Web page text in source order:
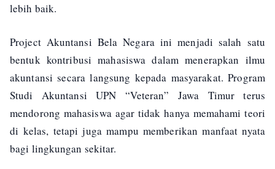
lebih baik.
Project Akuntansi Bela Negara ini menjadi salah satu
bentuk kontribusi mahasiswa dalam menerapkan ilmu
akuntansi secara langsung kepada masyarakat. Program
Studi Akuntansi UPN “Veteran” Jawa Timur terus
mendorong mahasiswa agar tidak hanya memahami teori
di kelas, tetapi juga mampu memberikan manfaat nyata
bagi lingkungan sekitar.